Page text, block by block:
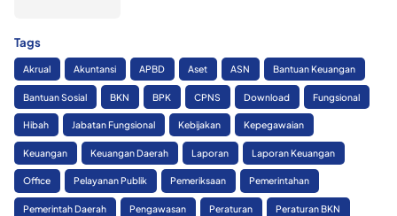
Tags
Akrual Akuntansi APBD Aset ASN Bantuan Keuangan
Bantuan Sosial BKN BPK CPNS Download Fungsional
Hibah Jabatan Fungsional Kebijakan Kepegawaian
Keuangan Keuangan Daerah Laporan Laporan Keuangan
Office Pelayanan Publik Pemeriksaan Pemerintahan
Pemerintah Daerah Pengawasan Peraturan Peraturan BKN